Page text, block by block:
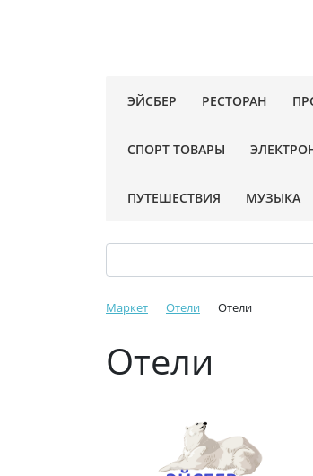
ЭЙСБЕР РЕСТОРАН
СПОРТ ТОВАРЫ
ПУТЕШЕСТВИЯ МУЗЫКА
Маркет Отели Отели
Отели